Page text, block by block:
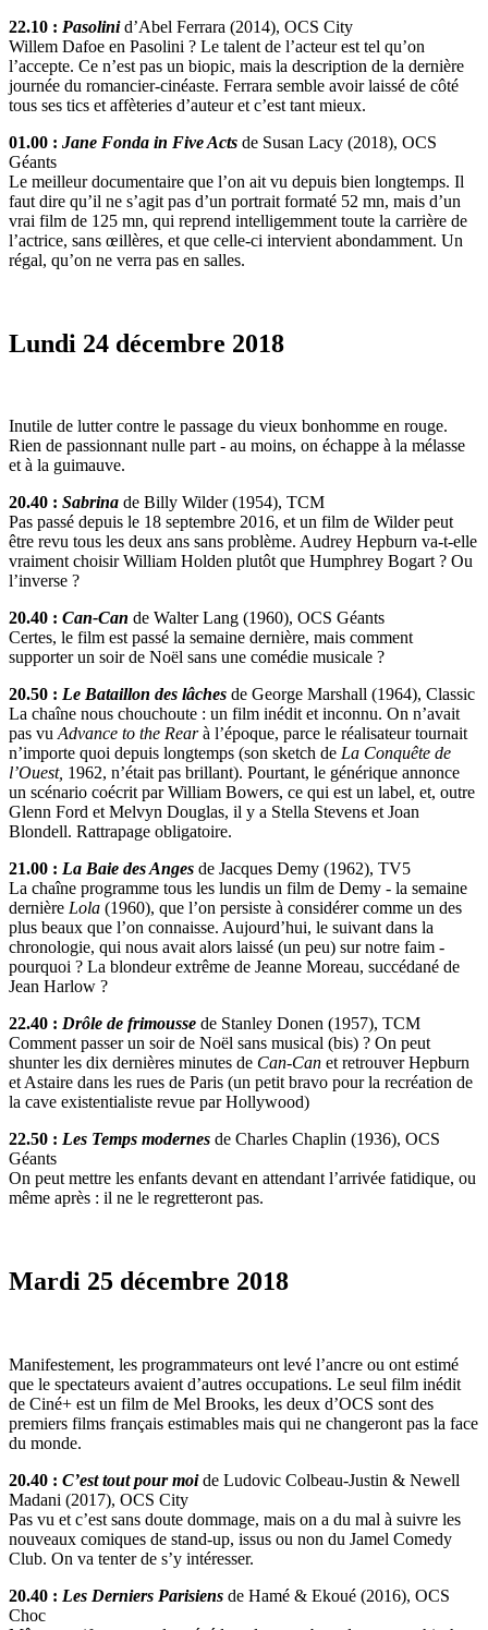
22.10 : Pasolini d’Abel Ferrara (2014), OCS City
Willem Dafoe en Pasolini ? Le talent de l’acteur est tel qu’on
l’accepte. Ce n’est pas un biopic, mais la description de la dernière
journée du romancier-cinéaste. Ferrara semble avoir laissé de côté
tous ses tics et affèteries d’auteur et c’est tant mieux.
01.00 : Jane Fonda in Five Acts de Susan Lacy (2018), OCS
Géants
Le meilleur documentaire que l’on ait vu depuis bien longtemps. Il
faut dire qu’il ne s’agit pas d’un portrait formaté 52 mn, mais d’un
vrai film de 125 mn, qui reprend intelligemment toute la carrière de
l’actrice, sans œillères, et que celle-ci intervient abondamment. Un
régal, qu’on ne verra pas en salles.
Lundi 24 décembre 2018
Inutile de lutter contre le passage du vieux bonhomme en rouge.
Rien de passionnant nulle part - au moins, on échappe à la mélasse
et à la guimauve.
20.40 : Sabrina de Billy Wilder (1954), TCM
Pas passé depuis le 18 septembre 2016, et un film de Wilder peut
être revu tous les deux ans sans problème. Audrey Hepburn va-t-elle
vraiment choisir William Holden plutôt que Humphrey Bogart ? Ou
l’inverse ?
20.40 : Can-Can de Walter Lang (1960), OCS Géants
Certes, le film est passé la semaine dernière, mais comment
supporter un soir de Noël sans une comédie musicale ?
20.50 : Le Bataillon des lâches de George Marshall (1964), Classic
La chaîne nous chouchoute : un film inédit et inconnu. On n’avait
pas vuAdvance to the Rearà l’époque, parce le réalisateur tournait
n’importe quoi depuis longtemps (son sketch de La Conquête de
l’Ouest, 1962, n’était pas brillant). Pourtant, le générique annonce
un scénario coécrit par William Bowers, ce qui est un label, et, outre
Glenn Ford et Melvyn Douglas, il y a Stella Stevens et Joan
Blondell. Rattrapage obligatoire.
21.00 : La Baie des Anges de Jacques Demy (1962), TV5
La chaîne programme tous les lundis un film de Demy - la semaine
dernière Lola (1960), que l’on persiste à considérer comme un des
plus beaux que l’on connaisse. Aujourd’hui, le suivant dans la
chronologie, qui nous avait alors laissé (un peu) sur notre faim -
pourquoi ? La blondeur extrême de Jeanne Moreau, succédané de
Jean Harlow ?
22.40 : Drôle de frimousse de Stanley Donen (1957), TCM
Comment passer un soir de Noël sans musical (bis) ? On peut
shunter les dix dernières minutes de Can-Can et retrouver Hepburn
et Astaire dans les rues de Paris (un petit bravo pour la recréation de
la cave existentialiste revue par Hollywood)
22.50 : Les Temps modernes de Charles Chaplin (1936), OCS
Géants
On peut mettre les enfants devant en attendant l’arrivée fatidique, ou
même après : il ne le regretteront pas.
Mardi 25 décembre 2018
Manifestement, les programmateurs ont levé l’ancre ou ont estimé
que le spectateurs avaient d’autres occupations. Le seul film inédit
de Ciné+ est un film de Mel Brooks, les deux d’OCS sont des
premiers films français estimables mais qui ne changeront pas la face
du monde.
20.40 : C’est tout pour moi de Ludovic Colbeau-Justin & Newell
Madani (2017), OCS City
Pas vu et c’est sans doute dommage, mais on a du mal à suivre les
nouveaux comiques de stand-up, issus ou non du Jamel Comedy
Club. On va tenter de s’y intéresser.
20.40 : Les Derniers Parisiens de Hamé & Ekoué (2016), OCS
Choc